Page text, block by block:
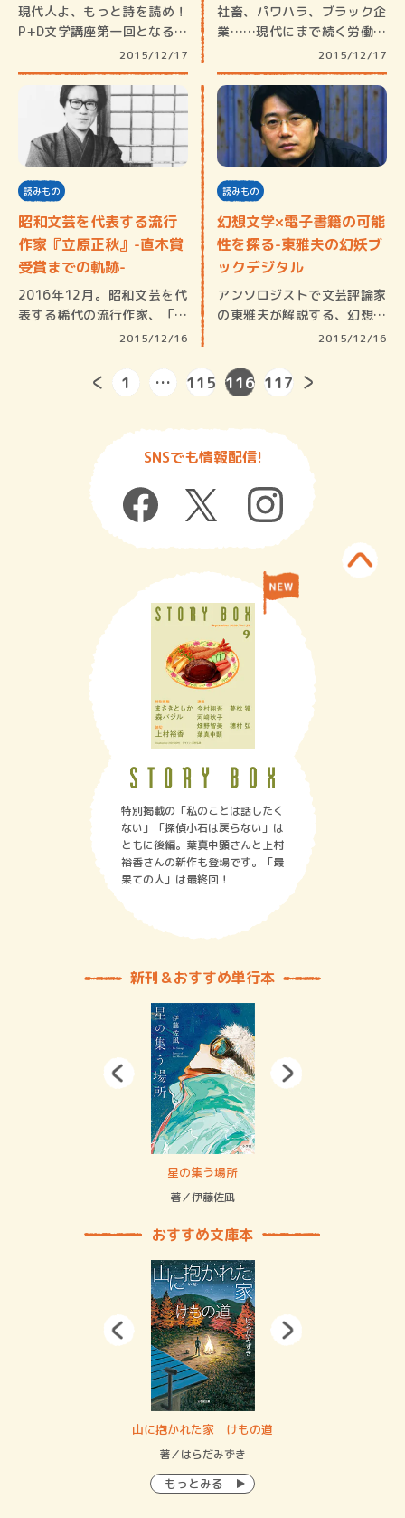
現代人よ、もっと詩を読め！
P+D文学講座第一回となるこ
2015/12/17
社畜、パワハラ、ブラック企
業……現代にまで続く労働問
2015/12/17
読みもの
昭和文芸を代表する流行
作家『立原正秋』-直木賞
受賞までの軌跡-
2016年12月。昭和文芸を代
表する稀代の流行作家、「立
2015/12/16
読みもの
幻想文学×電子書籍の可能
性を探る-東雅夫の幻妖ブ
ックデジタル
アンソロジストで文芸評論家
の東雅夫が解説する、幻想文
2015/12/16
1 … 115 116 117
SNSでも情報配信!
特別掲載の「私のことは話したく
ない」「探偵小石は戻らない」は
ともに後編。葉真中顕さんと上村
裕香さんの新作も登場です。「最
果ての人」は最終回！
新刊＆おすすめ単行本
星の集う場所
著／伊藤佐凪
おすすめ文庫本
山に抱かれた家 けもの道
著／はらだみずき
もっとみる